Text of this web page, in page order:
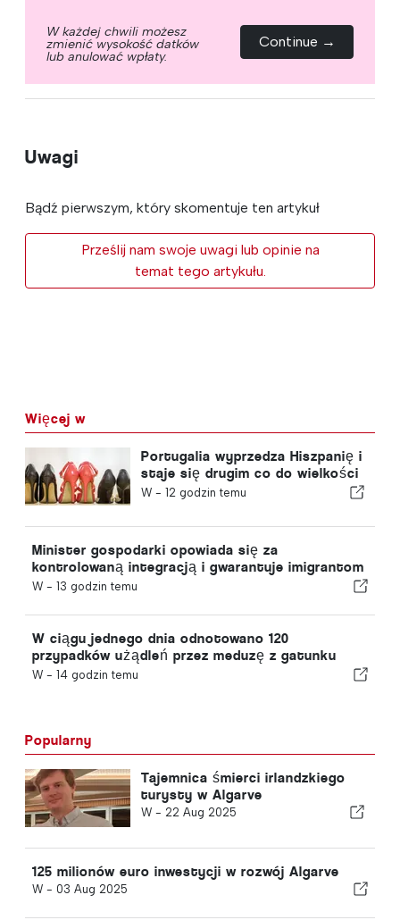
W każdej chwili możesz
zmienić wysokość datków
lub anulować wpłaty.
Continue →
Uwagi
Bądź pierwszym, który skomentuje ten artykuł
Prześlij nam swoje uwagi lub opinie na
temat tego artykułu.
Więcej w
Portugalia wyprzedza Hiszpanię i
staje się drugim co do wielkości
producentem obuwia w Europie
W - 12 godzin temu
Minister gospodarki opowiada się za
kontrolowaną integracją i gwarantuje imigrantom
przyspieszoną ścieżkę procedury
W - 13 godzin temu
W ciągu jednego dnia odnotowano 120
przypadków użądleń przez meduzę z gatunku
„portugalska meduza”
W - 14 godzin temu
Popularny
Tajemnica śmierci irlandzkiego
turysty w Algarve
W - 22 Aug 2025
125 milionów euro inwestycji w rozwój Algarve
W - 03 Aug 2025